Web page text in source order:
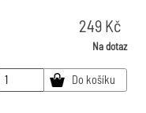
249Kč
Na dotaz
Do košíku